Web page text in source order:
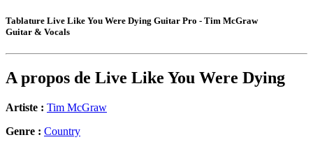
Tablature Live Like You Were Dying Guitar Pro - Tim McGraw
Guitar & Vocals
A propos de Live Like You Were Dying
Artiste : Tim McGraw
Genre : Country